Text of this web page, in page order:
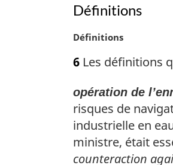
:
Définitions
N
t
m
a
r
g
i
n
Définitions
6 Les définitions
opération de
risques de
industrielle en
ministre, était
counteraction